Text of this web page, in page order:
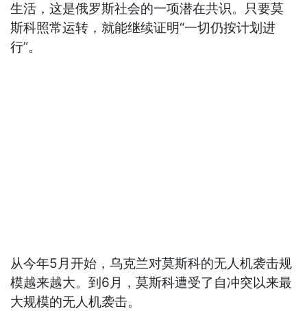
生活，这是俄罗斯社会的一项潜在共识。只要莫
斯科照常运转，就能继续证明“一切仍按计划进
行”。
从今年5月开始，乌克兰对莫斯科的无人机袭击规
模越来越大。到6月，莫斯科遭受了自冲突以来最
大规模的无人机袭击。